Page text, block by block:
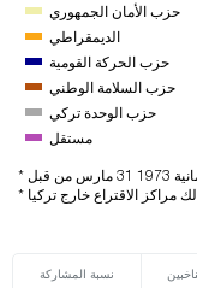
حزب الأمان الجمهوري
الديمقراطي
حزب الحركة القومية
حزب السلامة الوطني
حزب الوحدة تركي
مستقل
قبل
نسبة المشاركة